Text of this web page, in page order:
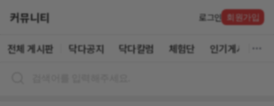
커뮤니티 로그인 회원가입
전체 게시판 닥다공지 닥다칼럼 체험단 인기게시글